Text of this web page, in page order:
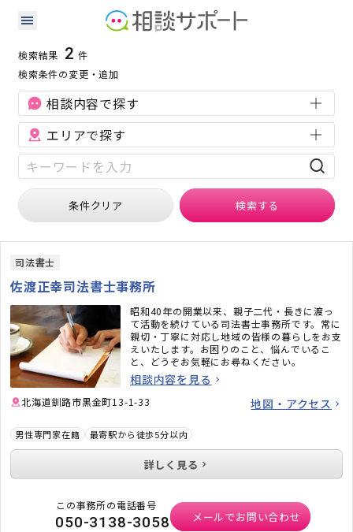
北海道の会社設立に強い専門家の検索結果
会社設立
検索結果 2 件
検索条件の変更・追加
相談内容で探す
エリアで探す
条件クリア 検索する
司法書士
佐渡正幸司法書士事務所
昭和40年の開業以来、親子二代・長きに渡っ
て活動を続けている司法書士事務所です。常に
親切・丁寧に対応し地域の皆様の暮らしをお支
えいたします。お困りのこと、悩んでいるこ
と、どうぞお気軽にお尋ねください。
相談内容を見る
北海道釧路市黒金町13-1-33 地図・アクセス
男性専門家在籍 最寄駅から徒歩5分以内
詳しく見る
この事務所の電話番号
050-3138-3058 メールでお問い合わせ